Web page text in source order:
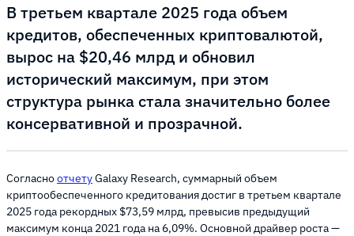
В третьем квартале 2025 года объем
кредитов, обеспеченных криптовалютой,
вырос на $20,46 млрд и обновил
исторический максимум, при этом
структура рынка стала значительно более
консервативной и прозрачной.
СогласноотчетуGalaxy Research, суммарный объем
криптообеспеченного кредитования достиг в третьем квартале
2025 года рекордных $73,59 млрд, превысив предыдущий
максимум конца 2021 года на 6,09%. Основной драйвер роста —